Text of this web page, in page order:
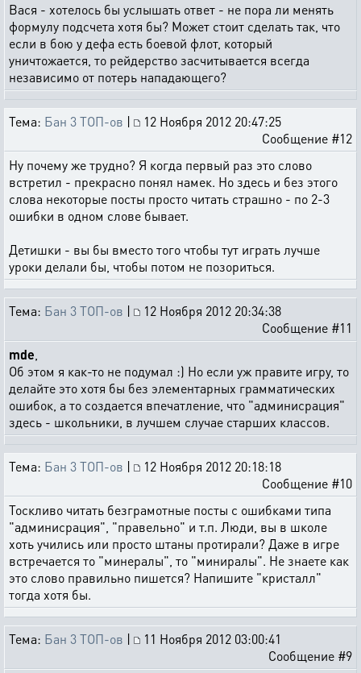
Вася - хотелось бы услышать ответ - не пора ли менять
формулу подсчета хотя бы? Может стоит сделать так, что
если в бою у дефа есть боевой флот, который
уничтожается, то рейдерство засчитывается всегда
независимо от потерь нападающего?
Тема: Бан 3 ТОП-ов |
12 Ноября 2012 20:47:25
Сообщение #12
Ну почему же трудно? Я когда первый раз это слово
встретил - прекрасно понял намек. Но здесь и без этого
слова некоторые посты просто читать страшно - по 2-3
ошибки в одном слове бывает.
Детишки - вы бы вместо того чтобы тут играть лучше
уроки делали бы, чтобы потом не позориться.
Тема: Бан 3 ТОП-ов |
12 Ноября 2012 20:34:38
Сообщение #11
mde
Об этом я как-то не подумал :) Но если уж правите игру, то
делайте это хотя бы без элементарных грамматических
ошибок, а то создается впечатление, что "админисрация"
здесь - школьники, в лучшем случае старших классов.
Тема: Бан 3 ТОП-ов |
12 Ноября 2012 20:18:18
Сообщение #10
Тоскливо читать безграмотные посты с ошибками типа
"админисрация", "правельно" и т.п. Люди, вы в школе
хоть учились или просто штаны протирали? Даже в игре
встречается то "минералы", то "миниралы". Не знаете как
это слово правильно пишется? Напишите "кристалл"
тогда хотя бы.
Тема: Бан 3 ТОП-ов |
11 Ноября 2012 03:00:41
Сообщение #9